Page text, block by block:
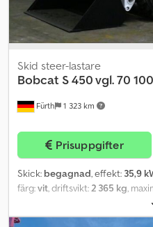
Fürth 1 323 km
Skid steer-lastare
Bobcat S 450 vgl. 70
Prisuppgifter
Skick: begagnad, effekt: 35,9
färg:vit, driftsvikt:2 365 kg,
10 -
grävskopsbredd:1 600 mm,